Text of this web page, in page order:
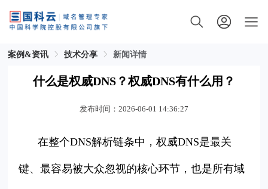
案例&资讯 技术分享 新闻详情
什么是权威DNS？权威DNS有什么用？
发布时间：2026-06-01 14:36:27
在整个DNS解析链条中，权威DNS是最关
键、最容易被大众忽视的核心环节，也是所有域